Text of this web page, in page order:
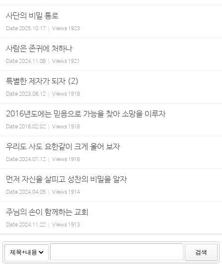
사단의 비밀 통로
Date2025.10.17 Views 1923
사람은 존귀에 처하나
Date2024.11.08 Views 1921
특별한 제자가 되자 (2)
Date2023.08.12 Views 1918
2016년도에는 믿음으로 가능을 찾아 소망을 이루자
Date2016.02.02 Views 1918
우리도 사도 요한같이 크게 울어 보자
Date2024.07.12 Views 1916
먼저 자신을 살피고 성찬의 비밀을 알자
Date2024.04.05 Views 1914
주님의 손이 함께하는 교회
Date2024.11.22 Views 1913
검색